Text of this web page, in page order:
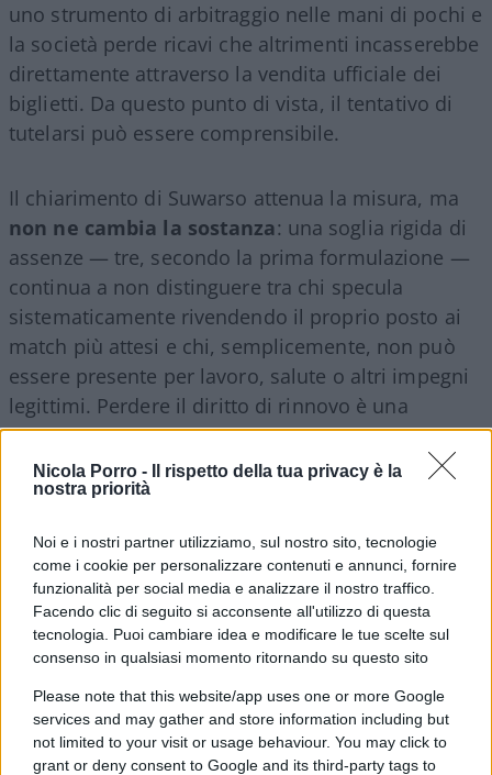
Nicola Porro -
Il rispetto della tua privacy è la
nostra priorità
Noi e i nostri partner utilizziamo, sul nostro sito, tecnologie
come i cookie per personalizzare contenuti e annunci, fornire
funzionalità per social media e analizzare il nostro traffico.
Facendo clic di seguito si acconsente all'utilizzo di questa
tecnologia. Puoi cambiare idea e modificare le tue scelte sul
consenso in qualsiasi momento ritornando su questo sito
Please note that this website/app uses one or more Google
services and may gather and store information including but
not limited to your visit or usage behaviour. You may click to
grant or deny consent to Google and its third-party tags to
uno strumento di arbitraggio nelle mani di pochi e
la società perde ricavi che altrimenti incasserebbe
direttamente attraverso la vendita ufficiale dei
biglietti. Da questo punto di vista, il tentativo di
tutelarsi può essere comprensibile.
Il chiarimento di Suwarso attenua la misura, ma
non ne cambia la sostanza: una soglia rigida di
assenze — tre, secondo la prima formulazione —
continua a non distinguere tra chi specula
sistematicamente rivendendo il proprio posto ai
match più attesi e chi, semplicemente, non può
essere presente per lavoro, salute o altri impegni
legittimi. Perdere il diritto di rinnovo è una
sanzione meno drastica del ritiro immediato, ma
resta comunque una sanzione e il rischio è che
colpisca il tifoso onesto tanto quanto lo